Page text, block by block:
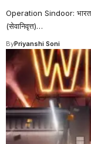
Operation Sindoor:
(सेवानिवृत्त)…
ByPriyanshi Soni